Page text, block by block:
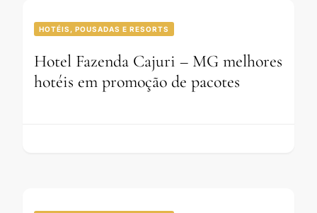
HOTÉIS, POUSADAS E RESORTS
Hotel Fazenda Cajuri – MG melhores
hotéis em promoção de pacotes